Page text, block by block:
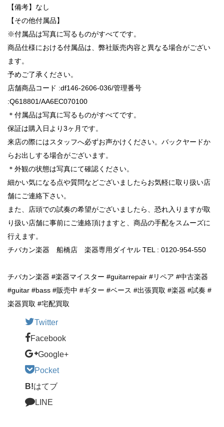
【備考】なし
【その他付属品】
※付属品は写真に写るものがすべてです。
商品仕様における付属品は、弊社販売内容と異なる場合がござい
ます。
予めご了承ください。
店舗商品コード :df146-2606-036/管理番号
:Q618801/AA6EC070100
＊付属品は写真に写るものがすべてです。
保証は購入日より3ヶ月です。
来店の際にはスタッフへ必ずお声かけください。バックヤードか
らお出しする場合がございます。
＊外観の状態は写真にて確認ください。
細かい気になる点や質問などございましたらお気軽に取り扱い店
舗にご連絡下さい。
また、店頭での試奏の希望がございましたら、恐れ入りますが取
り扱い店舗に事前にご連絡頂けますと、商品の手配をスムーズに
行えます。
チバカン楽器 船橋店 楽器専用ダイヤル TEL : 0120-954-550
チバカン楽器 #楽器マイスター #guitarrepair #リペア #中古楽器
#guitar #bass #販売中 #ギター #ベース #出張買取 #楽器 #試奏 #
楽器買取 #宅配買取
Twitter
Facebook
Google+
Pocket
B!はてブ
LINE